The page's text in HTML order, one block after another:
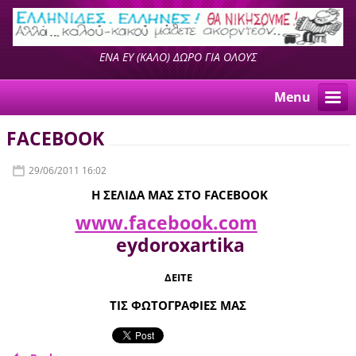
ΕΝΑ ΕΥ (ΚΑΛΟ) ΔΩΡΟ ΓΙΑ ΟΛΟΥΣ
Menu
FACEBOOK
29/06/2011 16:02
Η ΣΕΛΙΔΑ ΜΑΣ ΣΤΟ FACEBOOK
www.facebook.com
eydoroxartika
ΔΕΙΤΕ
ΤΙΣ ΦΩΤΟΓΡΑΦΙΕΣ ΜΑΣ